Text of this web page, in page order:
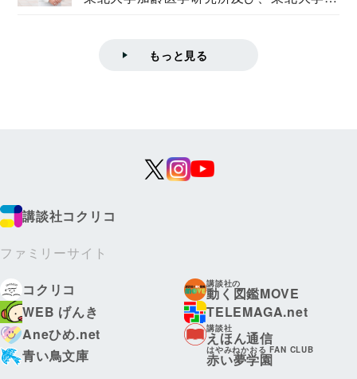
もっと見る
講談社コクリコ
ファミリーサイト
コクリコ
講談社の
動く図鑑MOVE
WEB げんき
TELEMAGA.net
Aneひめ.net
講談社
えほん通信
青い鳥文庫
はやみねかおる FAN CLUB
赤い夢学園